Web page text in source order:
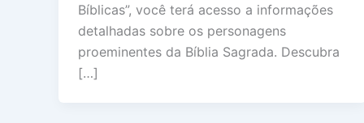
Bíblicas”, você terá acesso a informações
detalhadas sobre os personagens
proeminentes da Bíblia Sagrada. Descubra
[…]